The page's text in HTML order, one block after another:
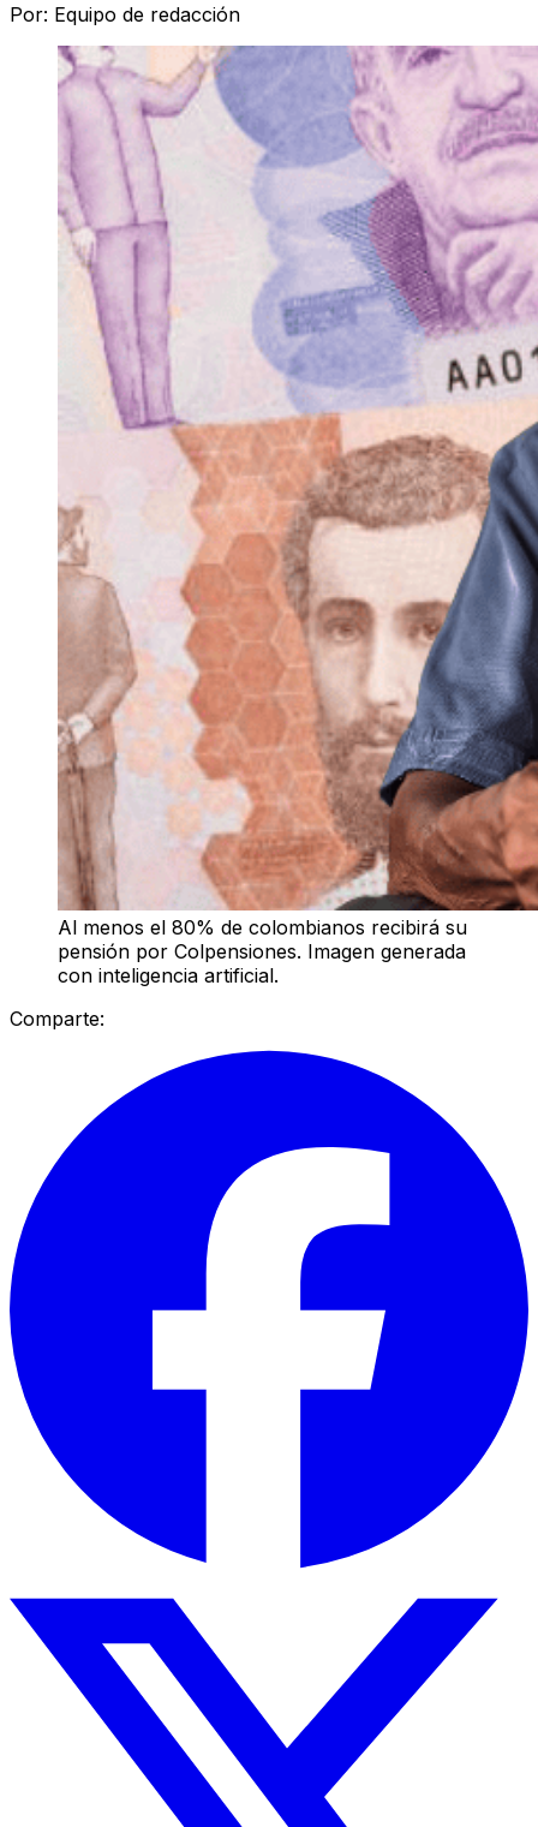
Por: Equipo de redacción
Al menos el 80% de colombianos recibirá su
pensión por Colpensiones. Imagen generada
con inteligencia artificial.
Comparte: